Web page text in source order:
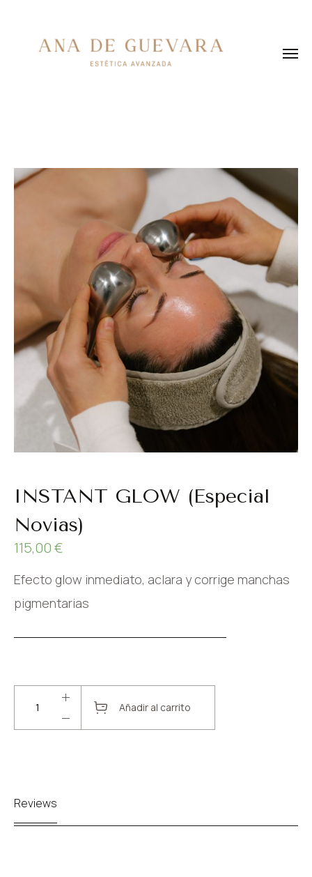
INSTANT GLOW (Especial
Novias)
115,00€
Efecto glow inmediato, aclara y corrige manchas
pigmentarias
Añadir al carrito
Reviews